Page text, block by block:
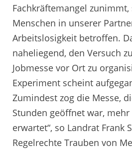
Fachkräftemangel
Menschen in unserer
Arbeitslosigkeit betroffen.
naheliegend, den Versuch
Jobmesse vor Ort zu
Experiment scheint
Zumindest zog die Messe,
Stunden geöffnet war,
erwartet“, so Landrat Frank
Regelrechte Trauben von